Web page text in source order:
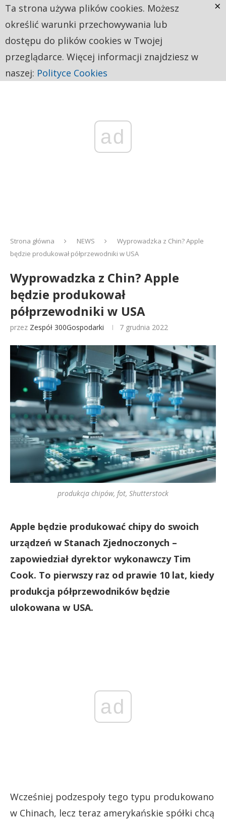
ad
Strona główna NEWS
Wyprowadzka z Chin? Apple
będzie produkował półprzewodniki w USA
Wyprowadzka z Chin? Apple
będzie produkował
półprzewodniki w USA
przez Zespół 300Gospodarki 7 grudnia 2022
produkcja chipów, fot, Shutterstock
Apple będzie produkować chipy do swoich
urządzeń w Stanach Zjednoczonych –
zapowiedział dyrektor wykonawczy Tim
Cook. To pierwszy raz od prawie 10 lat, kiedy
produkcja półprzewodników będzie
ulokowana w USA.
ad
Wcześniej podzespoły tego typu produkowano
w Chinach, lecz teraz amerykańskie spółki chcą
Ta strona używa plików cookies. Możesz
określić warunki przechowywania lub
dostępu do plików cookies w Twojej
przeglądarce. Więcej informacji znajdziesz w
naszej: Polityce Cookies
×